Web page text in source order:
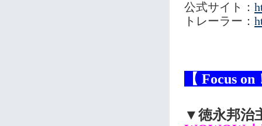
公式サイト：
トレーラー：
【 Focus
▼徳永邦治